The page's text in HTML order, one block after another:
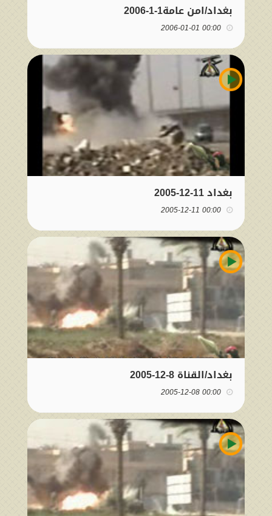
بغداد/امن عامة1-1-2006
00:00 2006-01-01
بغداد 11-12-2005
00:00 2005-12-11
بغداد/القناة 8-12-2005
00:00 2005-12-08